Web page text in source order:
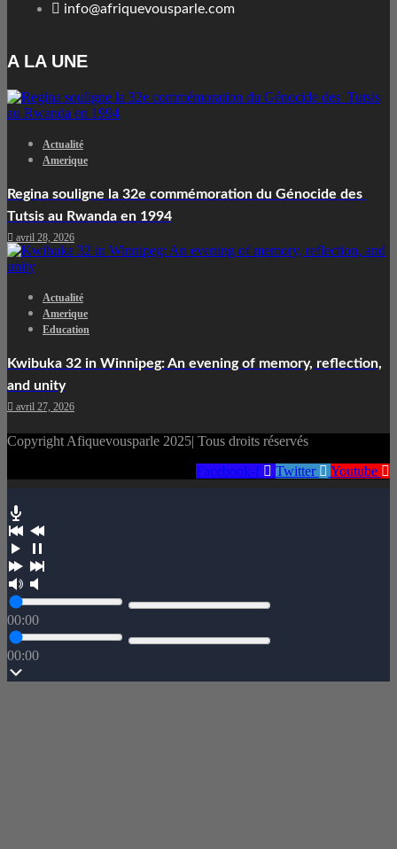
info@afriquevousparle.com
A LA UNE
Actualité
Amerique
Regina souligne la 32e commémoration du Génocide des
Tutsis au Rwanda en 1994
avril 28, 2026
Actualité
Amerique
Education
Kwibuka 32 in Winnipeg: An evening of memory, reflection,
and unity
avril 27, 2026
Copyright Afiquevousparle 2025| Tous droits réservés
Facebook-f
Twitter Youtube
00:00
00:00